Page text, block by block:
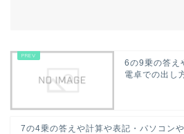
6の9乗の答え
電卓での出し
7の4乗の答えや計算や表記・パソコンや